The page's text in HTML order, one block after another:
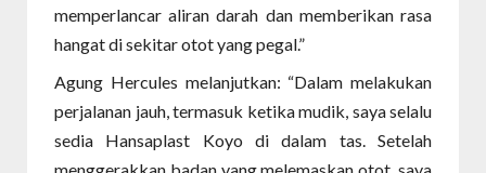
memperlancar aliran darah dan memberikan rasa
hangat di sekitar otot yang pegal.”
Agung Hercules melanjutkan: “Dalam melakukan
perjalanan jauh, termasuk ketika mudik, saya selalu
sedia Hansaplast Koyo di dalam tas. Setelah